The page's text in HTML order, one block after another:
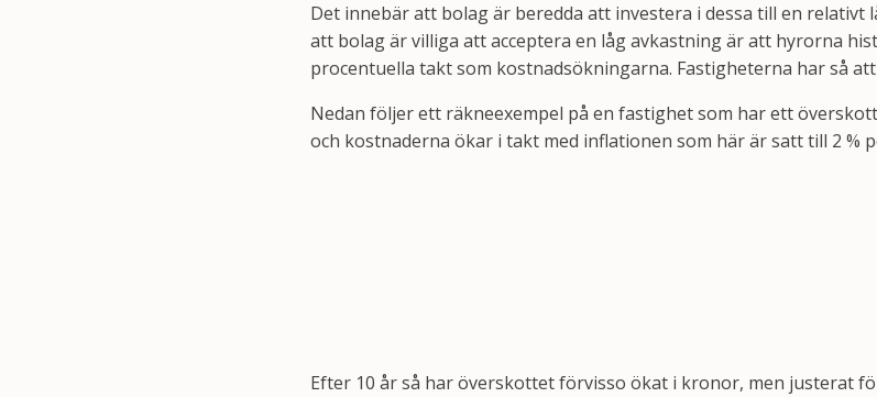
Det innebär att bolag är beredda att investera i dessa till en relativt
att bolag är villiga att acceptera en låg avkastning är att hyrorna
procentuella takt som kostnadsökningarna. Fastigheterna har så
Nedan följer ett räkneexempel på en fastighet som har ett
och kostnaderna ökar i takt med inflationen som här är satt till 2 %
Efter 10 år så har överskottet förvisso ökat i kronor, men justerat